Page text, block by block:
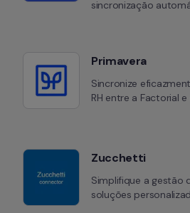
sincronização
Primavera
Sincronize
RH entre a Factorial e
Zucchetti
Simplifique a gestão
soluções